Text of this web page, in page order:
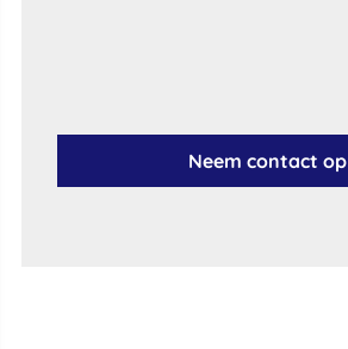
Neem contact op